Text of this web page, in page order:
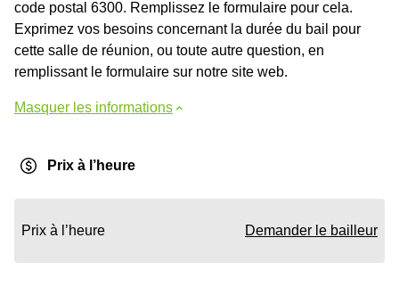
code postal 6300. Remplissez le formulaire pour cela.
Exprimez vos besoins concernant la durée du bail pour
cette salle de réunion, ou toute autre question, en
remplissant le formulaire sur notre site web.
Masquer les informations
Prix à l’heure
Prix à l’heure Demander le bailleur